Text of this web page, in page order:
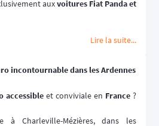
aux voitures Fiat Panda et
Lire la suite...
incontournable dans les Ardennes
accessible et conviviale en France ?
à Charleville-Mézières, dans les